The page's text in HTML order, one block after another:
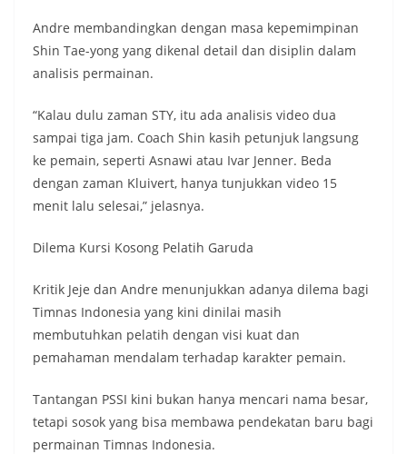
Andre membandingkan dengan masa kepemimpinan
Shin Tae-yong yang dikenal detail dan disiplin dalam
analisis permainan.
“Kalau dulu zaman STY, itu ada analisis video dua
sampai tiga jam. Coach Shin kasih petunjuk langsung
ke pemain, seperti Asnawi atau Ivar Jenner. Beda
dengan zaman Kluivert, hanya tunjukkan video 15
menit lalu selesai,” jelasnya.
Dilema Kursi Kosong Pelatih Garuda
Kritik Jeje dan Andre menunjukkan adanya dilema bagi
Timnas Indonesia yang kini dinilai masih
membutuhkan pelatih dengan visi kuat dan
pemahaman mendalam terhadap karakter pemain.
Tantangan PSSI kini bukan hanya mencari nama besar,
tetapi sosok yang bisa membawa pendekatan baru bagi
permainan Timnas Indonesia.